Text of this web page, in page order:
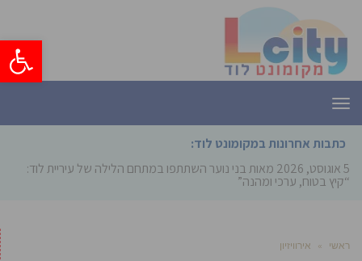
פתח
תפריט
כתבות אחרונות במקומונט לוד:
5 אוגוסט, 2026
מאות בני נוער השתתפו במתחם הלילה של עיריית לוד:
“קיץ בטוח, ערכי ומהנה”
ראשי » אירוויזיון